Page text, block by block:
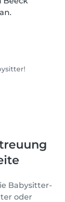
Babysitter-
oder